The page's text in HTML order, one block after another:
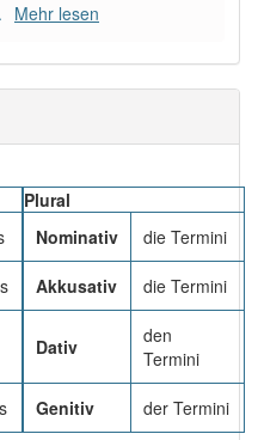
haben den Artikel
Mehr lesen
Plural
Nominativ
die Termini
Akkusativ die Termini
Dativ
den
Termini
Genitiv der Termini